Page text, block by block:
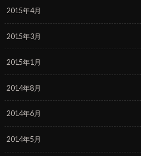
2015年4月
2015年3月
2015年1月
2014年8月
2014年6月
2014年5月